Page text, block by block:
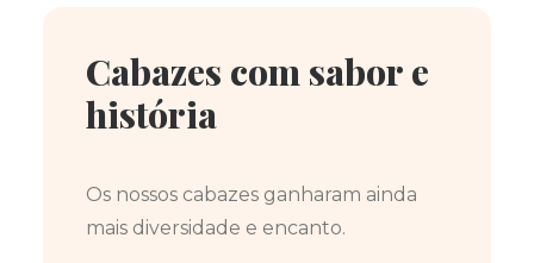
Cabazes com sabor e
história
Os nossos cabazes ganharam ainda
mais diversidade e encanto.